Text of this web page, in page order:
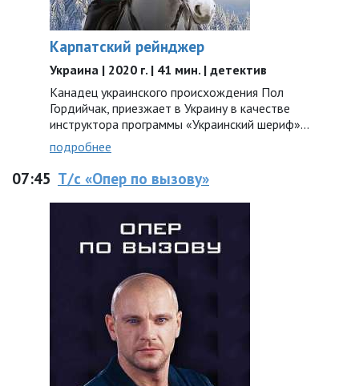
Карпатский рейнджер
Украина | 2020 г. | 41 мин. | детектив
Канадец украинского происхождения Пол
Гордийчак, приезжает в Украину в качестве
инструктора программы «Украинский шериф»...
подробнее
07:45 Т/с «Опер по вызову»